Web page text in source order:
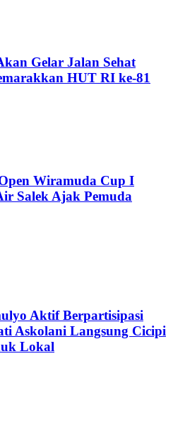
Gelar Jalan Sehat
HUT RI ke-81
Wiramuda Cup I
Salek Ajak Pemuda
Aktif Berpartisipasi
Askolani Langsung Cicipi
Lokal